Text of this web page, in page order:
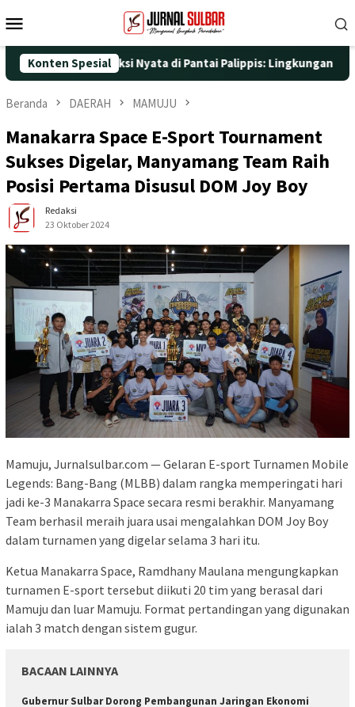
ke
Mobile
Konten Spesial
dengan Aksi Nyata di Pantai Palippis: Lingkungan dan
Beranda DAERAH MAMUJU
Manakarra Space E-Sport Tournament
Sukses Digelar, Manyamang Team Raih
Posisi Pertama Disusul DOM Joy Boy
Redaksi
23 Oktober 2024
Mamuju, Jurnalsulbar.com — Gelaran E-sport Turnamen Mobile
Legends: Bang-Bang (MLBB) dalam rangka memperingati hari
jadi ke-3 Manakarra Space secara resmi berakhir. Manyamang
Team berhasil meraih juara usai mengalahkan DOM Joy Boy
dalam turnamen yang digelar selama 3 hari itu.
Ketua Manakarra Space, Ramdhany Maulana mengungkapkan
turnamen E-sport tersebut diikuti 20 tim yang berasal dari
Mamuju dan luar Mamuju. Format pertandingan yang digunakan
ialah 3 match dengan sistem gugur.
BACAAN LAINNYA
Gubernur Sulbar Dorong Pembangunan Jaringan Ekonomi